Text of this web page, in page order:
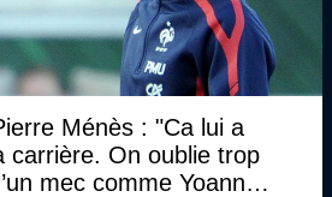
Ménès : "Ca lui a
carrière. On oublie trop
mec comme Yoann